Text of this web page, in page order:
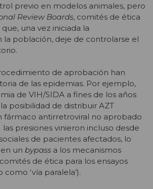
previo en modelos animales, pero
Review Boards, comités de ética
una vez iniciada la
la población, deje de controlarse el
de aprobación han
de las epidemias. Por ejemplo,
de VIH/SIDA a fines de los años
posibilidad de distribuir AZT
fármaco antirretroviral no aprobado
presiones vinieron incluso desde
de pacientes afectados, lo
un bypass a los mecanismos
de ética para los ensayos
‘vía paralela’).